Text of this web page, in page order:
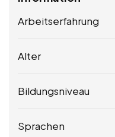
Arbeitserfahrung
Alter
Bildungsniveau
Sprachen